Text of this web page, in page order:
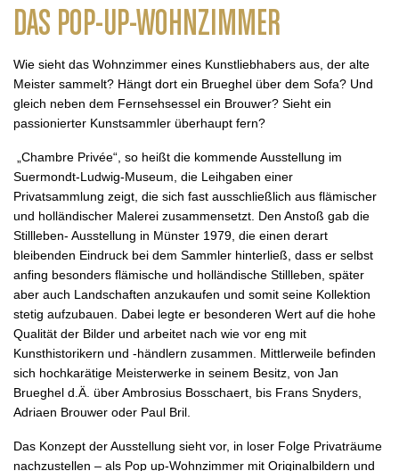
DAS POP-UP-WOHNZIMMER
Wie sieht das Wohnzimmer eines Kunstliebhabers aus, der alte
Meister sammelt? Hängt dort ein Brueghel über dem Sofa? Und
gleich neben dem Fernsehsessel ein Brouwer? Sieht ein
passionierter Kunstsammler überhaupt fern?
„Chambre Privée“, so heißt die kommende Ausstellung im
Suermondt-Ludwig-Museum, die Leihgaben einer
Privatsammlung zeigt, die sich fast ausschließlich aus flämischer
und holländischer Malerei zusammensetzt. Den Anstoß gab die
Stillleben- Ausstellung in Münster 1979, die einen derart
bleibenden Eindruck bei dem Sammler hinterließ, dass er selbst
anfing besonders flämische und holländische Stillleben, später
aber auch Landschaften anzukaufen und somit seine Kollektion
stetig aufzubauen. Dabei legte er besonderen Wert auf die hohe
Qualität der Bilder und arbeitet nach wie vor eng mit
Kunsthistorikern und -händlern zusammen. Mittlerweile befinden
sich hochkarätige Meisterwerke in seinem Besitz, von Jan
Brueghel d.Ä. über Ambrosius Bosschaert, bis Frans Snyders,
Adriaen Brouwer oder Paul Bril.
Das Konzept der Ausstellung sieht vor, in loser Folge Privaträume
nachzustellen – als Pop up-Wohnzimmer mit Originalbildern und